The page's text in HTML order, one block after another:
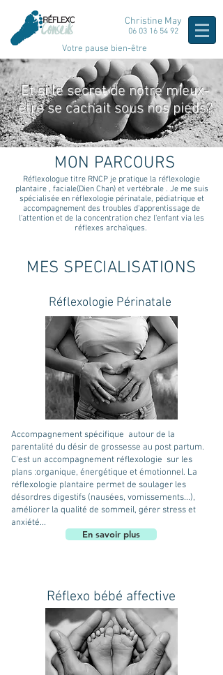
Christine May
06 03 16 54 92
Votre pause bien-être
Et si le secret de notre mieux-
être se cachait sous nos pieds?
MON PARCOURS
Réflexologue titre RNCP je pratique la réflexologie
plantaire , faciale(Dien Chan) et vertébrale . Je me suis
spécialisée en réflexologie périnatale, pédiatrique et
accompagnement des troubles d'apprentissage de
l'attention et de la concentration chez l'enfant via les
réflexes archaïques.
MES SPECIALISATIONS
Réflexologie Périnatale
Accompagnement spécifique autour de la
parentalité du désir de grossesse au post partum.
C'est un accompagnement réflexologie sur les
plans :organique, énergétique et émotionnel. La
réflexologie plantaire permet de soulager les
désordres digestifs (nausées, vomissements...),
améliorer la qualité de sommeil, gérer stress et
anxiété...
En savoir plus
Réflexo bébé affective